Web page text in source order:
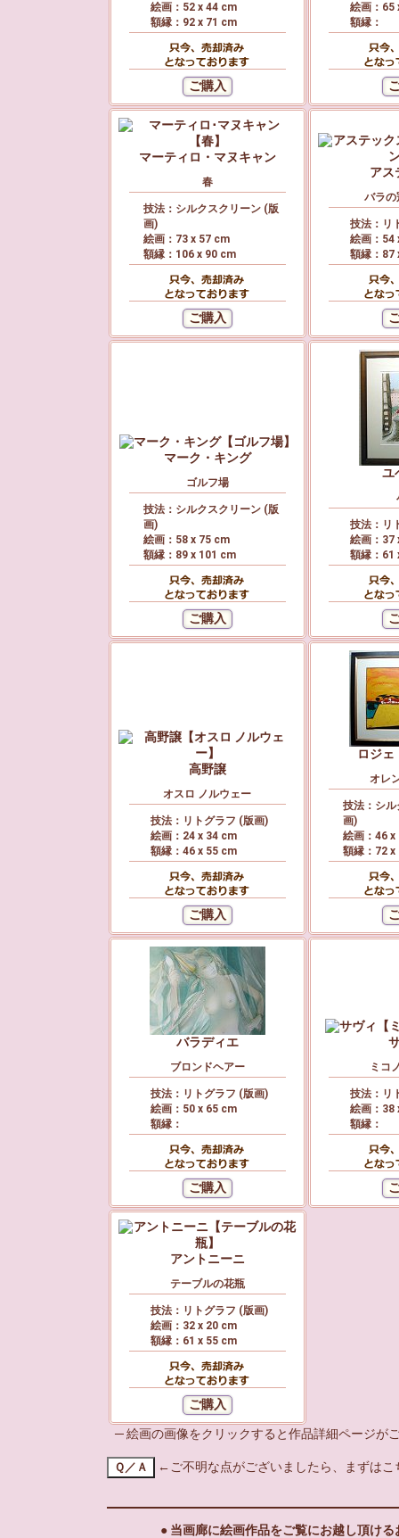
絵画：52 x 44 cm
額縁：92 x 71 cm
絵画：65
額縁：
マーティロ・マヌキャン
春
技法：シルクスクリーン (版
画)
絵画：73 x 57 cm
額縁：106 x 90 cm
アス
バラの
技法：リ
絵画：54
額縁：87
マーク・キング
ゴルフ場
技法：シルクスクリーン (版
画)
絵画：58 x 75 cm
額縁：89 x 101 cm
ユ
技法：リ
絵画：37
額縁：61
高野譲
オスロ ノルウェー
技法：リトグラフ (版画)
絵画：24 x 34 cm
額縁：46 x 55 cm
ロジェ
オレ
技法：シ
画)
絵画：46 x
額縁：72 x
バラディエ
ブロンドヘアー
技法：リトグラフ (版画)
絵画：50 x 65 cm
額縁：
ミコ
技法：リ
絵画：38
額縁：
アントニーニ
テーブルの花瓶
技法：リトグラフ (版画)
絵画：32 x 20 cm
額縁：61 x 55 cm
─ 絵画の画像をクリックすると作品詳細ページが
←ご不明な点がございましたら、まずはこ
● 当画廊に絵画作品をご覧にお越し頂ける